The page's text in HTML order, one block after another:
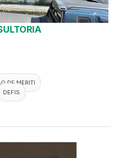
DE MERITI
DEFIS